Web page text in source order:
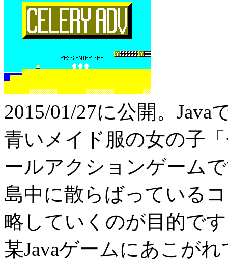
2015/01/27に公開。Java
青いメイド服の女の子
ールアクションゲーム
島中に散らばっている
略していくのが目的で
某Javaゲームにあこが